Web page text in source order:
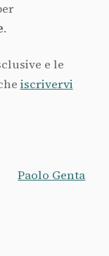
.
e le
iscrivervi
Paolo Genta